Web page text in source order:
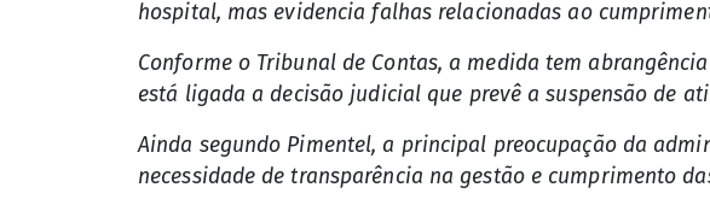
hospital, mas evidencia falhas relacionadas ao
Conforme o Tribunal de Contas, a medida tem
está ligada a decisão judicial que prevê a suspensão de
Ainda segundo Pimentel, a principal preocupação da
necessidade de transparência na gestão e cumprimento